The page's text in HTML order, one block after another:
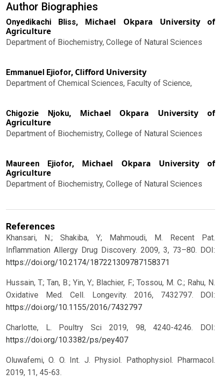
Author Biographies
Onyedikachi Bliss, Michael Okpara University of
Agriculture
Department of Biochemistry, College of Natural Sciences
Emmanuel Ejiofor, Clifford University
Department of Chemical Sciences, Faculty of Science,
Chigozie Njoku, Michael Okpara University of
Agriculture
Department of Biochemistry, College of Natural Sciences
Maureen Ejiofor, Michael Okpara University of
Agriculture
Department of Biochemistry, College of Natural Sciences
References
Khansari, N.; Shakiba, Y; Mahmoudi, M. Recent Pat.
Inflammation Allergy Drug Discovery. 2009, 3, 73–80. DOI:
https://doi.org/10.2174/187221309787158371
Hussain, T.; Tan, B.; Yin, Y.; Blachier, F.; Tossou, M. C.; Rahu, N.
Oxidative Med. Cell. Longevity. 2016, 7432797. DOI:
https://doi.org/10.1155/2016/7432797
Charlotte, L. Poultry Sci 2019, 98, 4240-4246. DOI:
https://doi.org/10.3382/ps/pey407
Oluwafemi, O. O. Int. J. Physiol. Pathophysiol. Pharmacol.
2019, 11, 45-63.